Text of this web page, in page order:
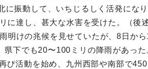
振動して、いちじるしく活発にな
達し、甚大な水害を受けた。（後述
明けの兆候を見せていたが、8日か
下でも20〜100ミリの降雨があった
活動を始め、九州西部や南部で